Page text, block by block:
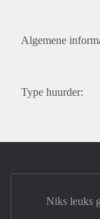
Algemene
Type huurder:
Niks leuks